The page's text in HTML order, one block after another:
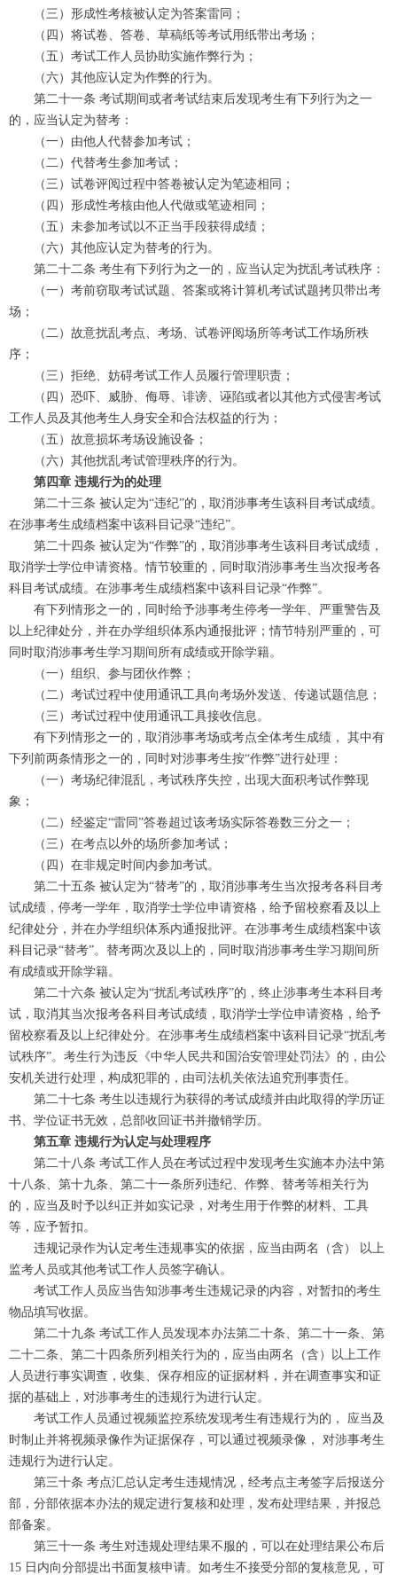
（三）形成性考核被认定为答案雷同；
（四）将试卷、答卷、草稿纸等考试用纸带出考场；
（五）考试工作人员协助实施作弊行为；
（六）其他应认定为作弊的行为。
第二十一条 考试期间或者考试结束后发现考生有下列行为之一
的，应当认定为替考：
（一）由他人代替参加考试；
（二）代替考生参加考试；
（三）试卷评阅过程中答卷被认定为笔迹相同；
（四）形成性考核由他人代做或笔迹相同；
（五）未参加考试以不正当手段获得成绩；
（六）其他应认定为替考的行为。
第二十二条 考生有下列行为之一的，应当认定为扰乱考试秩序：
（一）考前窃取考试试题、答案或将计算机考试试题拷贝带出考
场；
（二）故意扰乱考点、考场、试卷评阅场所等考试工作场所秩
序；
（三）拒绝、妨碍考试工作人员履行管理职责；
（四）恐吓、威胁、侮辱、诽谤、诬陷或者以其他方式侵害考试
工作人员及其他考生人身安全和合法权益的行为；
（五）故意损坏考场设施设备；
（六）其他扰乱考试管理秩序的行为。
第四章 违规行为的处理
第二十三条 被认定为“违纪”的，取消涉事考生该科目考试成绩。
在涉事考生成绩档案中该科目记录“违纪”。
第二十四条 被认定为“作弊”的，取消涉事考生该科目考试成绩，
取消学士学位申请资格。情节较重的，同时取消涉事考生当次报考各
科目考试成绩。在涉事考生成绩档案中该科目记录“作弊”。
有下列情形之一的，同时给予涉事考生停考一学年、严重警告及
以上纪律处分，并在办学组织体系内通报批评；情节特别严重的，可
同时取消涉事考生学习期间所有成绩或开除学籍。
（一）组织、参与团伙作弊；
（二）考试过程中使用通讯工具向考场外发送、传递试题信息；
（三）考试过程中使用通讯工具接收信息。
有下列情形之一的，取消涉事考场或考点全体考生成绩， 其中有
下列前两条情形之一的，同时对涉事考生按“作弊”进行处理：
（一）考场纪律混乱，考试秩序失控，出现大面积考试作弊现
象；
（二）经鉴定“雷同”答卷超过该考场实际答卷数三分之一；
（三）在考点以外的场所参加考试；
（四）在非规定时间内参加考试。
第二十五条 被认定为“替考”的，取消涉事考生当次报考各科目考
试成绩，停考一学年，取消学士学位申请资格，给予留校察看及以上
纪律处分，并在办学组织体系内通报批评。在涉事考生成绩档案中该
科目记录“替考”。替考两次及以上的，同时取消涉事考生学习期间所
有成绩或开除学籍。
第二十六条 被认定为“扰乱考试秩序”的，终止涉事考生本科目考
试，取消其当次报考各科目考试成绩，取消学士学位申请资格，给予
留校察看及以上纪律处分。在涉事考生成绩档案中该科目记录“扰乱考
试秩序”。考生行为违反《中华人民共和国治安管理处罚法》的，由公
安机关进行处理，构成犯罪的，由司法机关依法追究刑事责任。
第二十七条 考生以违规行为获得的考试成绩并由此取得的学历证
书、学位证书无效，总部收回证书并撤销学历。
第五章 违规行为认定与处理程序
第二十八条 考试工作人员在考试过程中发现考生实施本办法中第
十八条、第十九条、第二十一条所列违纪、作弊、替考等相关行为
的，应当及时予以纠正并如实记录，对考生用于作弊的材料、工具
等，应予暂扣。
违规记录作为认定考生违规事实的依据，应当由两名（含） 以上
监考人员或其他考试工作人员签字确认。
考试工作人员应当告知涉事考生违规记录的内容，对暂扣的考生
物品填写收据。
第二十九条 考试工作人员发现本办法第二十条、第二十一条、第
二十二条、第二十四条所列相关行为的，应当由两名（含）以上工作
人员进行事实调查，收集、保存相应的证据材料，并在调查事实和证
据的基础上，对涉事考生的违规行为进行认定。
考试工作人员通过视频监控系统发现考生有违规行为的， 应当及
时制止并将视频录像作为证据保存，可以通过视频录像， 对涉事考生
违规行为进行认定。
第三十条 考点汇总认定考生违规情况，经考点主考签字后报送分
部，分部依据本办法的规定进行复核和处理，发布处理结果，并报总
部备案。
第三十一条 考生对违规处理结果不服的，可以在处理结果公布后
15 日内向分部提出书面复核申请。如考生不接受分部的复核意见，可